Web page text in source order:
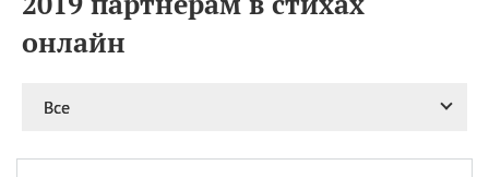
онлайн
Все
христиан
07.08 День ассирийских